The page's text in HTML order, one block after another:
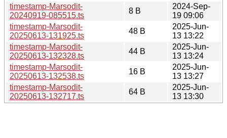
timestamp-Marsodit-
20240919-085515.ts
8 B
2024-Sep-
19 09:06
timestamp-Marsodit-
20250613-131925.ts
48 B
2025-Jun-
13 13:22
timestamp-Marsodit-
20250613-132328.ts
44 B
2025-Jun-
13 13:24
timestamp-Marsodit-
20250613-132538.ts
16 B
2025-Jun-
13 13:27
timestamp-Marsodit-
20250613-132717.ts
64 B
2025-Jun-
13 13:30